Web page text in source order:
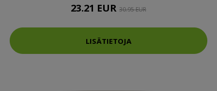
23.21 EUR 30.95 EUR
LISÄTIETOJA